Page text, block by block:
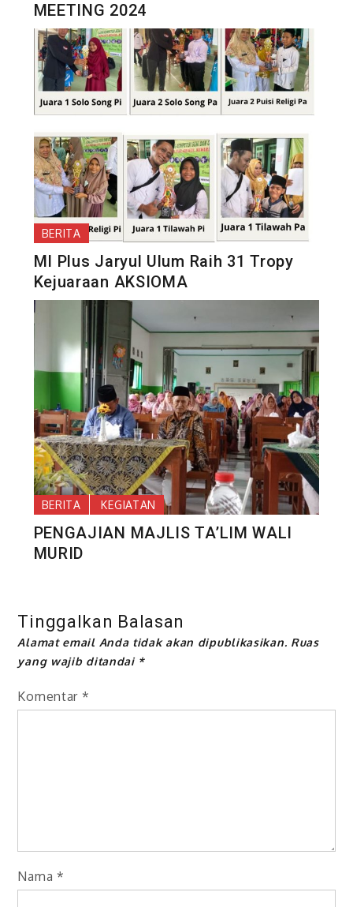
MEETING 2024
BERITA
MI Plus Jaryul Ulum Raih 31 Tropy
Kejuaraan AKSIOMA
BERITA KEGIATAN
PENGAJIAN MAJLIS TA’LIM WALI
MURID
Tinggalkan Balasan
Alamat email Anda tidak akan dipublikasikan. Ruas
yang wajib ditandai *
Komentar *
Nama *